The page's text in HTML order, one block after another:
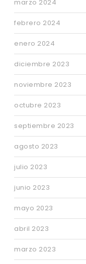
marzo 2024
febrero 2024
enero 2024
diciembre 2023
noviembre 2023
octubre 2023
septiembre 2023
agosto 2023
julio 2023
junio 2023
mayo 2023
abril 2023
marzo 2023